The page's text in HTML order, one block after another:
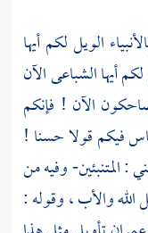
الويل لكم أيها
أيها الشباعى الآن
الآن ! فإنكم
فيكم قولا حسنا !
: المتنبئين- وفيه من
الله والأب ، وقوله :